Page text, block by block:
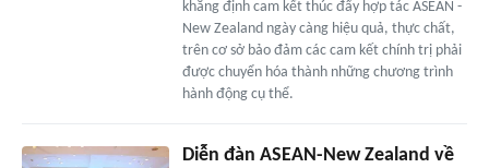
khẳng định cam kết thúc đẩy hợp tác ASEAN -
New Zealand ngày càng hiệu quả, thực chất,
trên cơ sở bảo đảm các cam kết chính trị phải
được chuyển hóa thành những chương trình
hành động cụ thể.
Diễn đàn ASEAN-New Zealand về